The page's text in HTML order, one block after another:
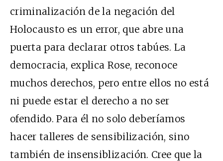
criminalización de la negación del
Holocausto es un error, que abre una
puerta para declarar otros tabúes. La
democracia, explica Rose, reconoce
muchos derechos, pero entre ellos no está
ni puede estar el derecho a no ser
ofendido. Para él no solo deberíamos
hacer talleres de sensibilización, sino
también de insensiblización. Cree que la